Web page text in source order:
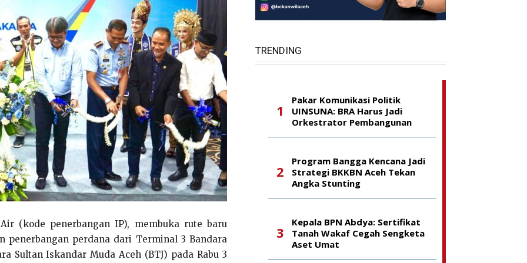
(kode penerbangan IP), membuka rute baru
penerbangan perdana dari Terminal 3 Bandara
Sultan Iskandar Muda Aceh (BTJ) pada Rabu 3
TRENDING
Pakar Komunikasi Politik
UINSUNA: BRA Harus Jadi
Orkestrator Pembangunan
Program Bangga Kencana Jadi
Strategi BKKBN Aceh Tekan
Angka Stunting
Kepala BPN Abdya: Sertifikat
Tanah Wakaf Cegah Sengketa
Aset Umat